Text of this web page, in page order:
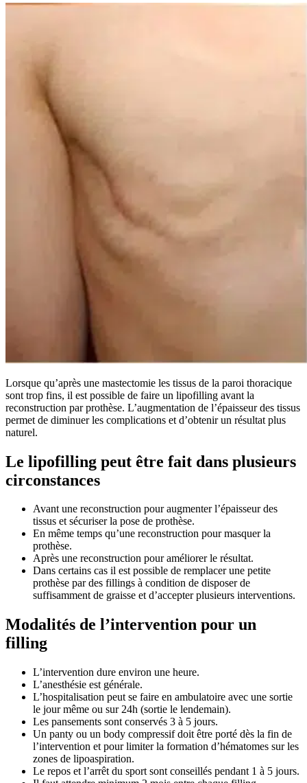
Lorsque qu’après une mastectomie les tissus de la paroi thoracique
sont trop fins, il est possible de faire un lipofilling avant la
reconstruction par prothèse. L’augmentation de l’épaisseur des tissus
permet de diminuer les complications et d’obtenir un résultat plus
naturel.
Le lipofilling peut être fait dans plusieurs
circonstances
Avant une reconstruction pour augmenter l’épaisseur des
tissus et sécuriser la pose de prothèse.
En même temps qu’une reconstruction pour masquer la
prothèse.
Après une reconstruction pour améliorer le résultat.
Dans certains cas il est possible de remplacer une petite
prothèse par des fillings à condition de disposer de
suffisamment de graisse et d’accepter plusieurs interventions.
Modalités de l’intervention pour un
filling
L’intervention dure environ une heure.
L’anesthésie est générale.
L’hospitalisation peut se faire en ambulatoire avec une sortie
le jour même ou sur 24h (sortie le lendemain).
Les pansements sont conservés 3 à 5 jours.
Un panty ou un body compressif doit être porté dès la fin de
l’intervention et pour limiter la formation d’hématomes sur les
zones de lipoaspiration.
Le repos et l’arrêt du sport sont conseillés pendant 1 à 5 jours.